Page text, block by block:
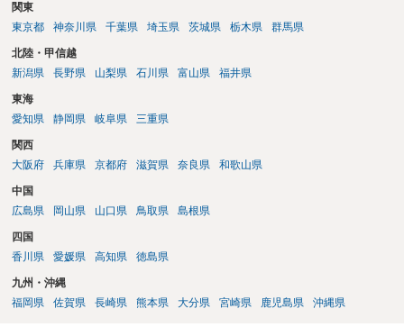
あったり特別席であったりすれば、判断は変わってくるかもしれませ
ん。当該チケットがチケット転売防止法に規定する特定興行入場券に
該当し、券面上使用者が指定されている場合には、チケット引渡し以
法的には「当事者の合理的意思」がどこにあるのかを追求した解決が
必要になると思われます。なかなか難しい問題なので、弁護士によっ
ても回答は異なるかもしれません。
関東
東京都
神奈川県 千葉県 埼玉県 茨城県 栃木県 群馬県
北陸・甲信越
新潟県
長野県 山梨県 石川県 富山県 福井県
東海
愛知県
静岡県 岐阜県 三重県
関西
大阪府
兵庫県 京都府 滋賀県 奈良県 和歌山県
中国
広島県
岡山県 山口県 鳥取県 島根県
四国
香川県
愛媛県 高知県 徳島県
九州・沖縄
福岡県
佐賀県 長崎県 熊本県 大分県 宮崎県 鹿児島県 沖縄県